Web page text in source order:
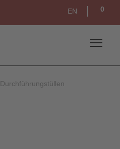
EN 0
Durchführungstüllen